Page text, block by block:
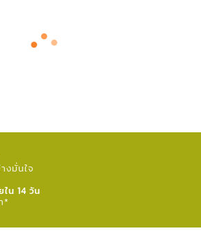
งมั่นใจ​
น 14 วัน
*